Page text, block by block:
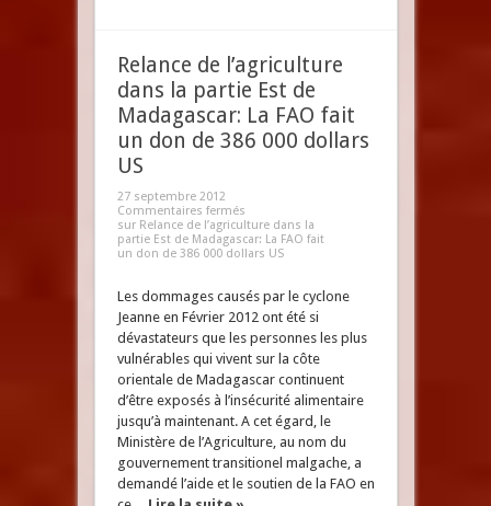
Relance de l’agriculture
dans la partie Est de
Madagascar: La FAO fait
un don de 386 000 dollars
US
27 septembre 2012
Commentaires fermés
sur Relance de l’agriculture dans la
partie Est de Madagascar: La FAO fait
un don de 386 000 dollars US
Les dommages causés par le cyclone
Jeanne en Février 2012 ont été si
dévastateurs que les personnes les plus
vulnérables qui vivent sur la côte
orientale de Madagascar continuent
d’être exposés à l’insécurité alimentaire
jusqu’à maintenant. A cet égard, le
Ministère de l’Agriculture, au nom du
gouvernement transitionel malgache, a
demandé l’aide et le soutien de la FAO en